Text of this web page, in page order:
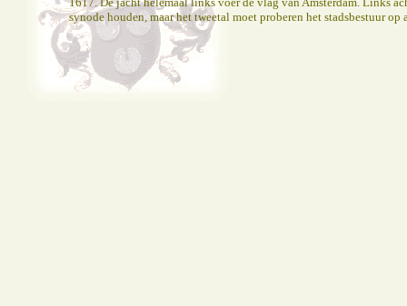
synode houden, maar het tweetal moet proberen het stadsbestuur